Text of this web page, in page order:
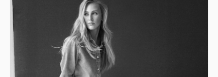
в социальных сетях